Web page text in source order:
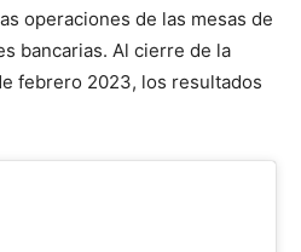
operaciones de las mesas de
bancarias. Al cierre de la
febrero 2023, los resultados